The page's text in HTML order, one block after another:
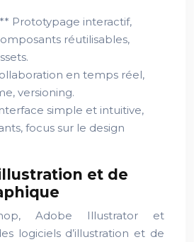
Prototypage interactif,
réutilisables,
en temps réel,
versioning.
simple et intuitive,
focus sur le design
et de
Adobe Illustrator et
logiciels d’illustration et de